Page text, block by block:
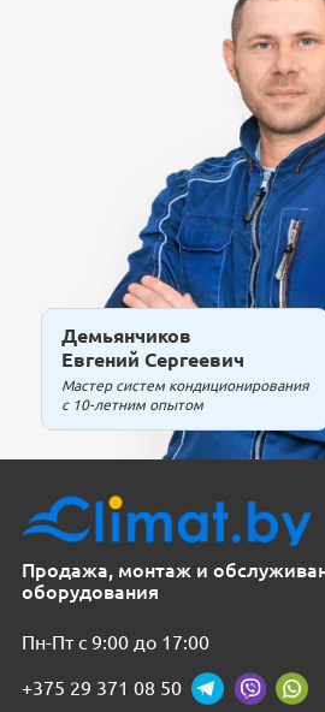
Демьянчиков
Евгений Сергеевич
Мастер систем кондиционирования
с 10-летним опытом
Продажа, монтаж и
оборудования
Пн-Пт с 9:00 до 17:00
+375 29 371 08 50